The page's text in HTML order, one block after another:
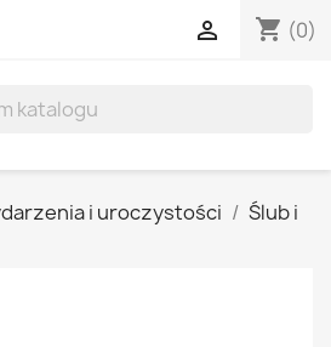
shopping_cart (0)

i uroczystości
Ślub i